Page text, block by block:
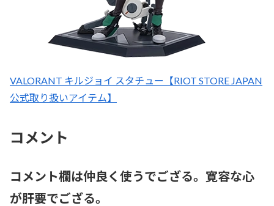
VALORANT キルジョイ スタチュー【RIOT STORE JAPAN
公式取り扱いアイテム】
コメント
コメント欄は仲良く使うでござる。寛容な心
が肝要でござる。